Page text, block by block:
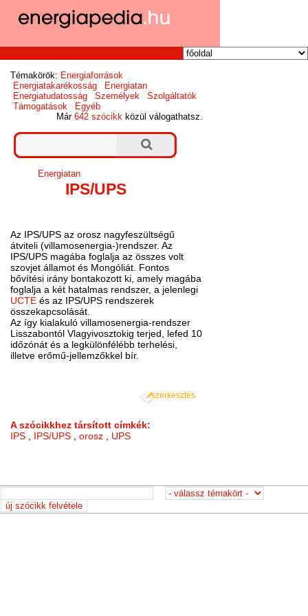
Témakörök: Energiaforrások
Energiatakarékosság
Energiatan
Energiatudatosság
Személyek
Szolgáltatók
Támogatások
Egyéb
Már642 szócikk közül válogathatsz.
Energiatan
IPS/UPS
Az IPS/UPS az orosz nagyfeszültségű
átviteli (villamosenergia-)rendszer. Az
IPS/UPS magába foglalja az összes volt
szovjet államot és Mongóliát. Fontos
bővítési irány bontakozott ki, amely magába
foglalja a két hatalmas rendszer, a jelenlegi
UCTE és az IPS/UPS rendszerek
összekapcsolását.
Az így kialakuló villamosenergia-rendszer
Lisszabontól Vlagyivosztokig terjed, lefed 10
időzónát és a legkülönfélébb terhelési,
illetve erőmű-jellemzőkkel bír.
szerkesztés
A szócikkhez társított címkék:
IPS , IPS/UPS ,orosz , UPS